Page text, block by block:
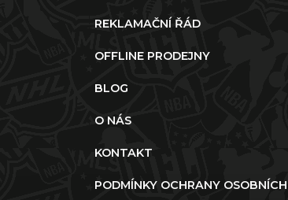
REKLAMAČNÍ ŘÁD
OFFLINE PRODEJNY
BLOG
O NÁS
KONTAKT
PODMÍNKY OCHRANY